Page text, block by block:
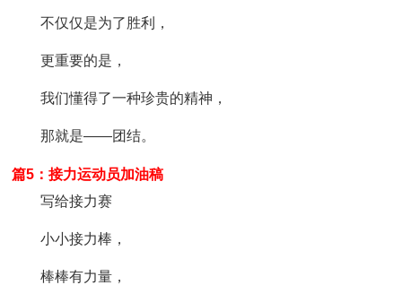
不仅仅是为了胜利，
更重要的是，
我们懂得了一种珍贵的精神，
那就是——团结。
篇5：接力运动员加油稿
写给接力赛
小小接力棒，
棒棒有力量，